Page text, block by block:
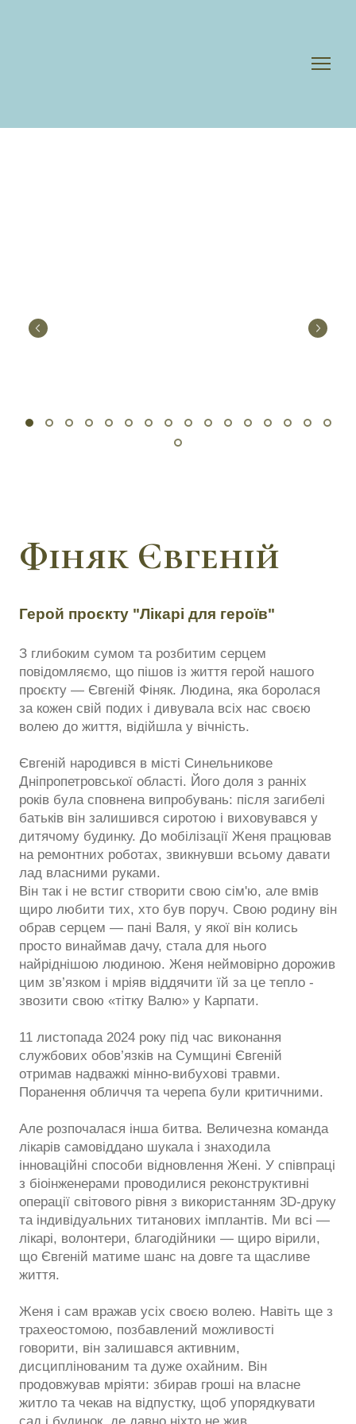
Фіняк Євгеній
Герой проєкту "Лікарі для героїв"
З глибоким сумом та розбитим серцем
повідомляємо, що пішов із життя герой нашого
проєкту — Євгеній Фіняк. Людина, яка боролася
за кожен свій подих і дивувала всіх нас своєю
волею до життя, відійшла у вічність.
Євгеній народився в місті Синельникове
Дніпропетровської області. Його доля з ранніх
років була сповнена випробувань: після загибелі
батьків він залишився сиротою і виховувався у
дитячому будинку. До мобілізації Женя працював
на ремонтних роботах, звикнувши всьому давати
лад власними руками.
Він так і не встиг створити свою сім'ю, але вмів
щиро любити тих, хто був поруч. Свою родину він
обрав серцем — пані Валя, у якої він колись
просто винаймав дачу, стала для нього
найріднішою людиною. Женя неймовірно дорожив
цим зв’язком і мріяв віддячити їй за це тепло -
звозити свою «тітку Валю» у Карпати.
11 листопада 2024 року під час виконання
службових обов’язків на Сумщині Євгеній
отримав надважкі мінно-вибухові травми.
Поранення обличчя та черепа були критичними.
Але розпочалася інша битва. Величезна команда
лікарів самовіддано шукала і знаходила
інноваційні способи відновлення Жені. У співпраці
з біоінженерами проводилися реконструктивні
операції світового рівня з використанням 3D-друку
та індивідуальних титанових імплантів. Ми всі —
лікарі, волонтери, благодійники — щиро вірили,
що Євгеній матиме шанс на довге та щасливе
життя.
Женя і сам вражав усіх своєю волею. Навіть ще з
трахеостомою, позбавлений можливості
говорити, він залишався активним,
дисциплінованим та дуже охайним. Він
продовжував мріяти: збирав гроші на власне
житло та чекав на відпустку, щоб упорядкувати